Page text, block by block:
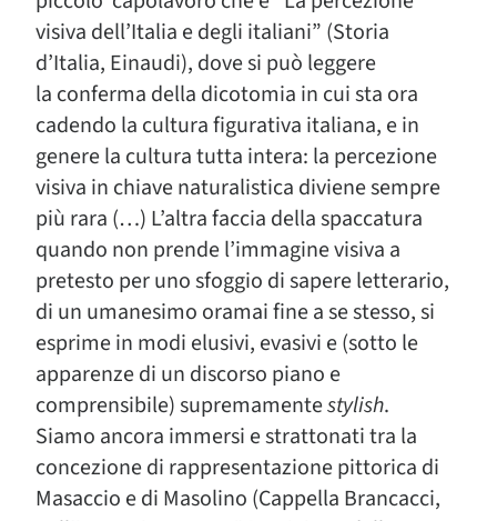
visiva dell’Italia e degli italiani” (Storia
d’Italia, Einaudi), dove si può leggere
la conferma della dicotomia in cui sta ora
cadendo la cultura figurativa italiana, e in
genere la cultura tutta intera: la percezione
visiva in chiave naturalistica diviene sempre
più rara (…) L’altra faccia della spaccatura
quando non prende l’immagine visiva a
pretesto per uno sfoggio di sapere letterario,
di un umanesimo oramai fine a se stesso, si
esprime in modi elusivi, evasivi e (sotto le
apparenze di un discorso piano e
comprensibile) supremamentestylish.
Siamo ancora immersi e strattonati tra la
concezione di rappresentazione pittorica di
Masaccio e di Masolino (Cappella Brancacci,